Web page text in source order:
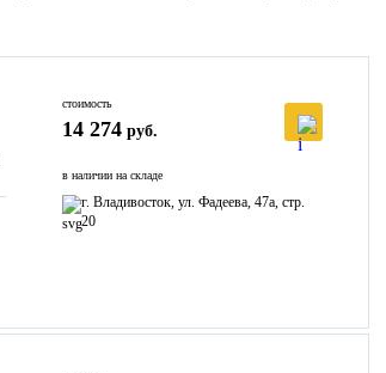
стоимость
14 274 руб.
в наличии на складе
г. Владивосток, ул. Фадеева, 47а, стр.
20